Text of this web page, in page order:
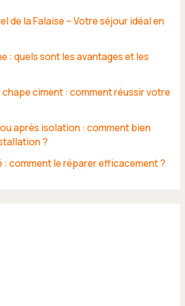
de la Falaise – Votre séjour idéal en
: quels sont les avantages et les
chape ciment : comment réussir votre
après isolation : comment bien
?
: comment le réparer efficacement ?